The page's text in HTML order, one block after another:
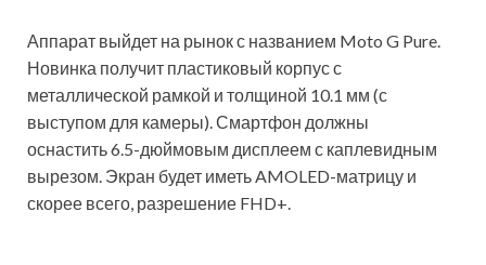
Аппарат выйдет на рынок с названием Moto G Pure.
Новинка получит пластиковый корпус с
металлической рамкой и толщиной 10.1 мм (с
выступом для камеры). Смартфон должны
оснастить 6.5-дюймовым дисплеем с каплевидным
вырезом. Экран будет иметь AMOLED-матрицу и
скорее всего, разрешение FHD+.